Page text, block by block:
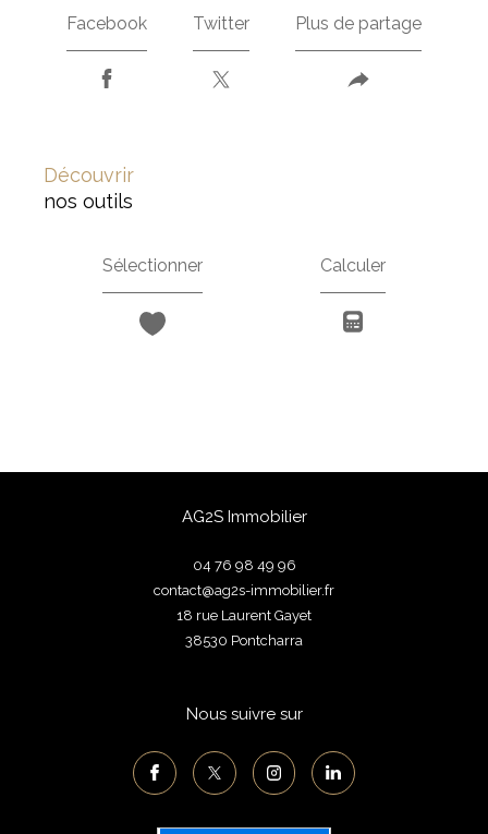
Facebook Twitter Plus de partage
découvrir
nos outils
Sélectionner Calculer
AG2S Immobilier
04 76 98 49 96
contact@ag2s-immobilier.fr
18 rue Laurent Gayet
38530
pontcharra
Nous suivre sur